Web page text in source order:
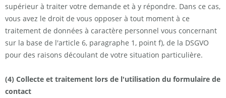
supérieur à traiter votre demande et à y répondre. Dans ce cas,
vous avez le droit de vous opposer à tout moment à ce
traitement de données à caractère personnel vous concernant
sur la base de l'article 6, paragraphe 1, point f), de la DSGVO
pour des raisons découlant de votre situation particulière.
(4) Collecte et traitement lors de l'utilisation du formulaire de
contact